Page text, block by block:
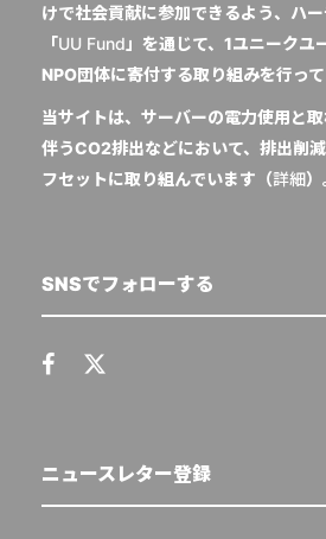
けで社会貢献に参加できるよう、ハ
「UU Fund 」を通じて、1ユニークユ
NPO団体に寄付する取り組みを行って
当サイトは、サーバーの電力使用と
伴うCO2排出などにおいて、排出削
フセットに取り組んでいます（詳細）
SNSでフォローする
ニュースレター登録